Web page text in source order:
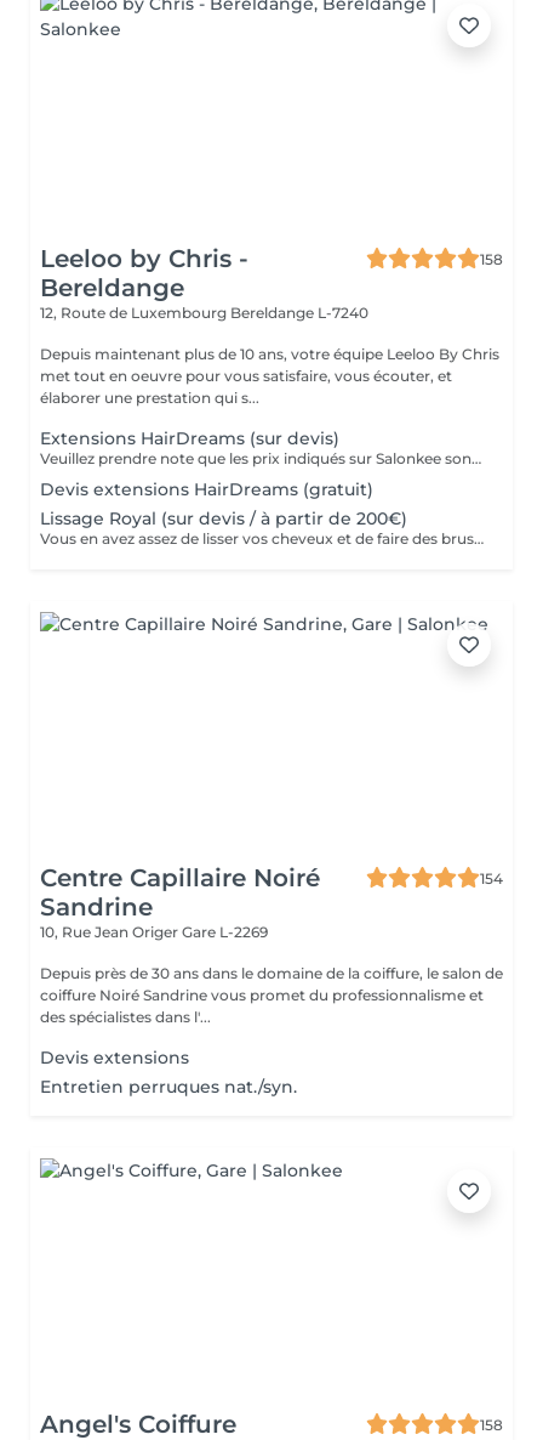
Leeloo by Chris -
Bereldange
158
12, Route de Luxembourg Bereldange L-7240
Depuis maintenant plus de 10 ans, votre équipe Leeloo By Chris
met tout en oeuvre pour vous satisfaire, vous écouter, et
élaborer une prestation qui s...
Extensions HairDreams (sur devis)
Veuillez prendre note que les prix indiqués sur Salonkee sont communiqués à titre informatif et s'entendent de base. Ces derniers sont susceptibles de varier selon le diagnostic réalisé à votre arrivée au salon et l'expertise du professionnel à qui vous confiez votre beauté. Dans tous les cas, un devis précis vous sera proposé et toutes réalisations de prestations seront effectuées avec votre accord. Un grand merci d'avance pour votre compréhension. Au plaisir de vous revoir très vite.
Devis extensions HairDreams (gratuit)
Lissage Royal (sur devis / à partir de 200€)
Vous en avez assez de lisser vos cheveux et de faire des brushings au quotidien ? Les bienfaits de nos lissages sont nombreux, et ont comme atouts principales un gain de temps au quotidien, et l’avantage d’avoir des cheveux hydratés, brillants, et coiffés en tout temps et sans aucun effort ! Avec sa superbe composition à base d'acide hyaluronique et de protéine de soie, le lissage royal apporte hydratation et brillance à votre chevelure tout en lissant à 100% pour une durée moyenne de 7/8 mois ! Ses bienfaits : -Diminue la chute des cheveux -Diminue la casse des cheveux -Lisse à 100% -Organique, adapté aux enfants et femmes enceintes -Apporte une brillance extrême -Apporte de L'hydratation -Gain de temps au quotidien (adios les brushings et le lisseur) Prenez soin de vous !
Centre Capillaire Noiré
Sandrine
154
10, Rue Jean Origer Gare L-2269
Depuis près de 30 ans dans le domaine de la coiffure, le salon de
coiffure Noiré Sandrine vous promet du professionnalisme et
des spécialistes dans l'...
Devis extensions
Entretien perruques nat./syn.
Angel's Coiffure
158